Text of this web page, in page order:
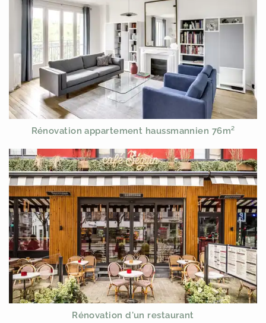
Rénovation appartement haussmannien 76m²
Rénovation d'un restaurant